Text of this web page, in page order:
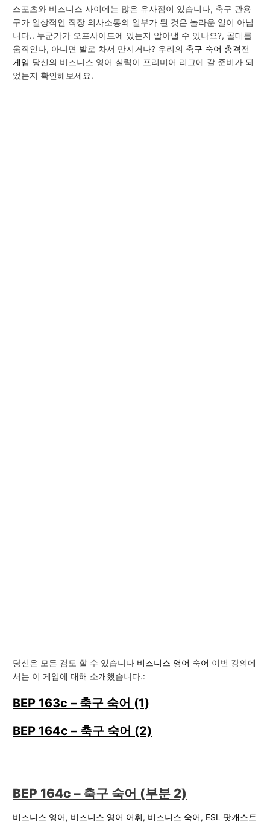
스포츠와 비즈니스 사이에는 많은 유사점이 있습니다, 축구 관용
구가 일상적인 직장 의사소통의 일부가 된 것은 놀라운 일이 아닙
니다.. 누군가가 오프사이드에 있는지 알아낼 수 있나요?, 골대를
움직인다, 아니면 발로 차서 만지거나? 우리의 축구 숙어 총격전
게임 당신의 비즈니스 영어 실력이 프리미어 리그에 갈 준비가 되
었는지 확인해보세요.
당신은 모든 검토 할 수 있습니다 비즈니스 영어 숙어 이번 강의에
서는 이 게임에 대해 소개했습니다.:
BEP 163c – 축구 숙어 (1)
BEP 164c – 축구 숙어 (2)
BEP 164c – 축구 숙어 (부분 2)
비즈니스 영어, 비즈니스 영어 어휘, 비즈니스 숙어, ESL 팟캐스트